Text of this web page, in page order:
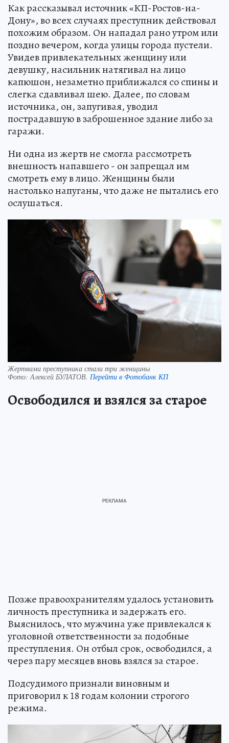
Как рассказывал источник «КП-Ростов-на-
Дону», во всех случаях преступник действовал
похожим образом. Он нападал рано утром или
поздно вечером, когда улицы города пустели.
Увидев привлекательных женщину или
девушку, насильник натягивал на лицо
капюшон, незаметно приближался со спины и
слегка сдавливал шею. Далее, по словам
источника, он, запугивая, уводил
пострадавшую в заброшенное здание либо за
гаражи.
Ни одна из жертв не смогла рассмотреть
внешность напавшего - он запрещал им
смотреть ему в лицо. Женщины были
настолько напуганы, что даже не пытались его
ослушаться.
Жертвами преступника стали три женщины
Фото: Алексей БУЛАТОВ. Перейти в Фотобанк КП
Освободился и взялся за старое
Позже правоохранителям удалось установить
личность преступника и задержать его.
Выяснилось, что мужчина уже привлекался к
уголовной ответственности за подобные
преступления. Он отбыл срок, освободился, а
через пару месяцев вновь взялся за старое.
Подсудимого признали виновным и
приговорил к 18 годам колонии строгого
режима.